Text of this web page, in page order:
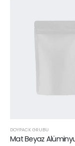
DOYPACK GRUBU